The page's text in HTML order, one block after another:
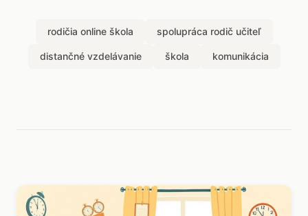
rodičia online škola spolupráca rodič učiteľ
distančné vzdelávanie škola komunikácia